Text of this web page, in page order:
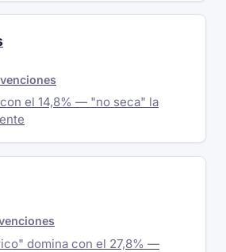
el 14,8% — "no seca" la
domina con el 27,8% —